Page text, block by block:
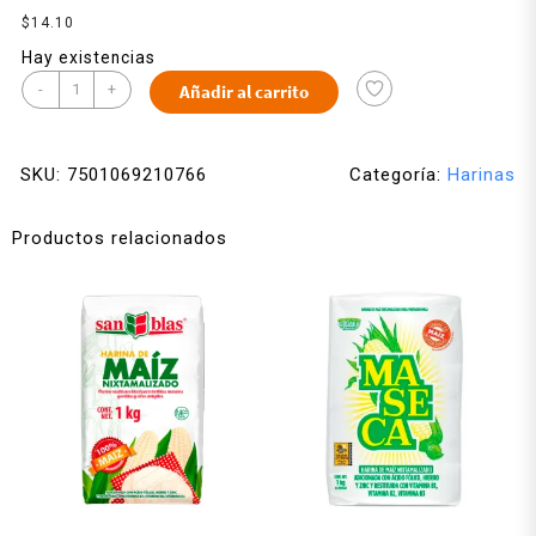
$ 14.10
Hay existencias
- + Añadir al carrito
SKU: 7501069210766 Categoría: Harinas
Productos relacionados